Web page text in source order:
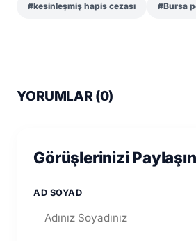
#kesinleşmiş hapis cezası #Bursa
YORUMLAR (0)
Görüşlerinizi Paylaşın
AD SOYAD